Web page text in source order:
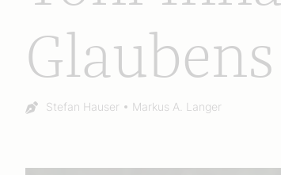
Glaubens
Autor:
Stefan Hauser Markus A. Langer